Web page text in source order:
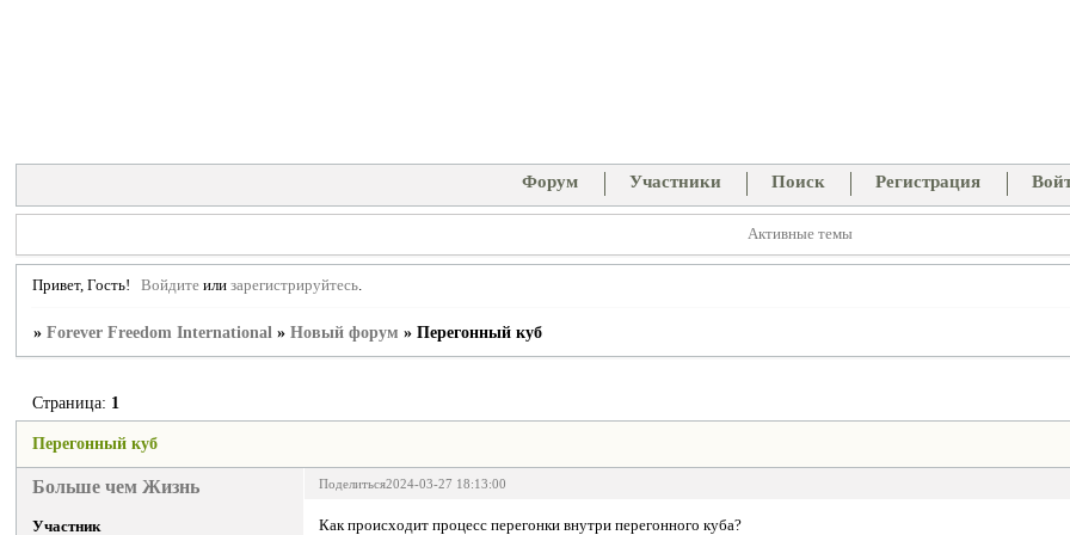
Форум Участники Поиск Регистрация
Активные темы
Привет, Гость! Войдите илизарегистрируйтесь
»Forever Freedom International »Новый форум »Перегонный куб
Перегонный куб
Страница: 1
Поделиться2024-03-27 18:13:00
Больше чем Жизнь
Участник Как происходит процесс перегонки внутри перегонного куба?